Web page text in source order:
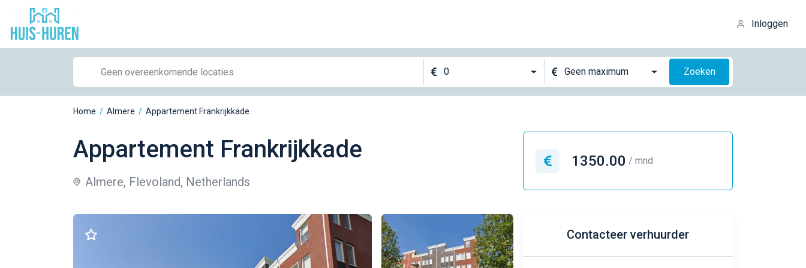
Inloggen
0 Geen maximum Zoeken
Home / Almere / Appartement Frankrijkkade
Appartement Frankrijkkade
Almere, Flevoland, Netherlands
1350.00 / mnd
Contacteer verhuurder